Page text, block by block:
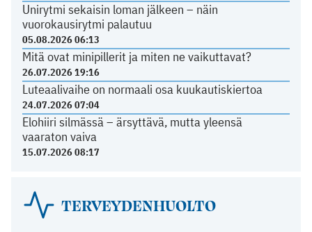
Unirytmi sekaisin loman jälkeen – näin
vuorokausirytmi palautuu
05.08.2026 06:13
Mitä ovat minipillerit ja miten ne vaikuttavat?
26.07.2026 19:16
Luteaalivaihe on normaali osa kuukautiskiertoa
24.07.2026 07:04
Elohiiri silmässä – ärsyttävä, mutta yleensä
vaaraton vaiva
15.07.2026 08:17
TERVEYDENHUOLTO